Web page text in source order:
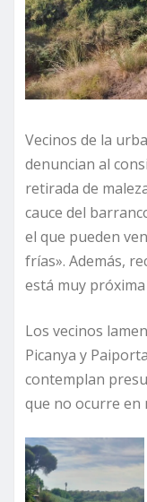
Vecinos de la
denuncian al
retirada de
cauce del
el que pueden
frías». Además,
está muy próxima
Los vecinos
Picanya y
contemplan
que no ocurre en